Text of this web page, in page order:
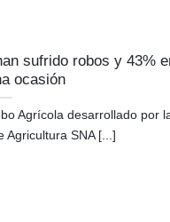
sufrido robos y 43%
ocasión
Agrícola desarrollado por
Agricultura SNA [...]